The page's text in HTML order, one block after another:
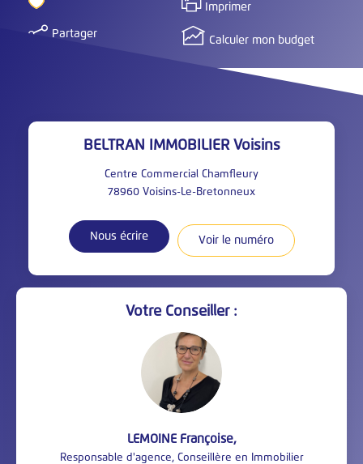
Imprimer
Partager
Calculer mon budget
BELTRAN IMMOBILIER Voisins
Centre Commercial Chamfleury
78960 Voisins-Le-Bretonneux
Nous écrire Voir le numéro
Votre Conseiller :
LEMOINE Françoise,
Responsable d'agence, Conseillère en Immobilier